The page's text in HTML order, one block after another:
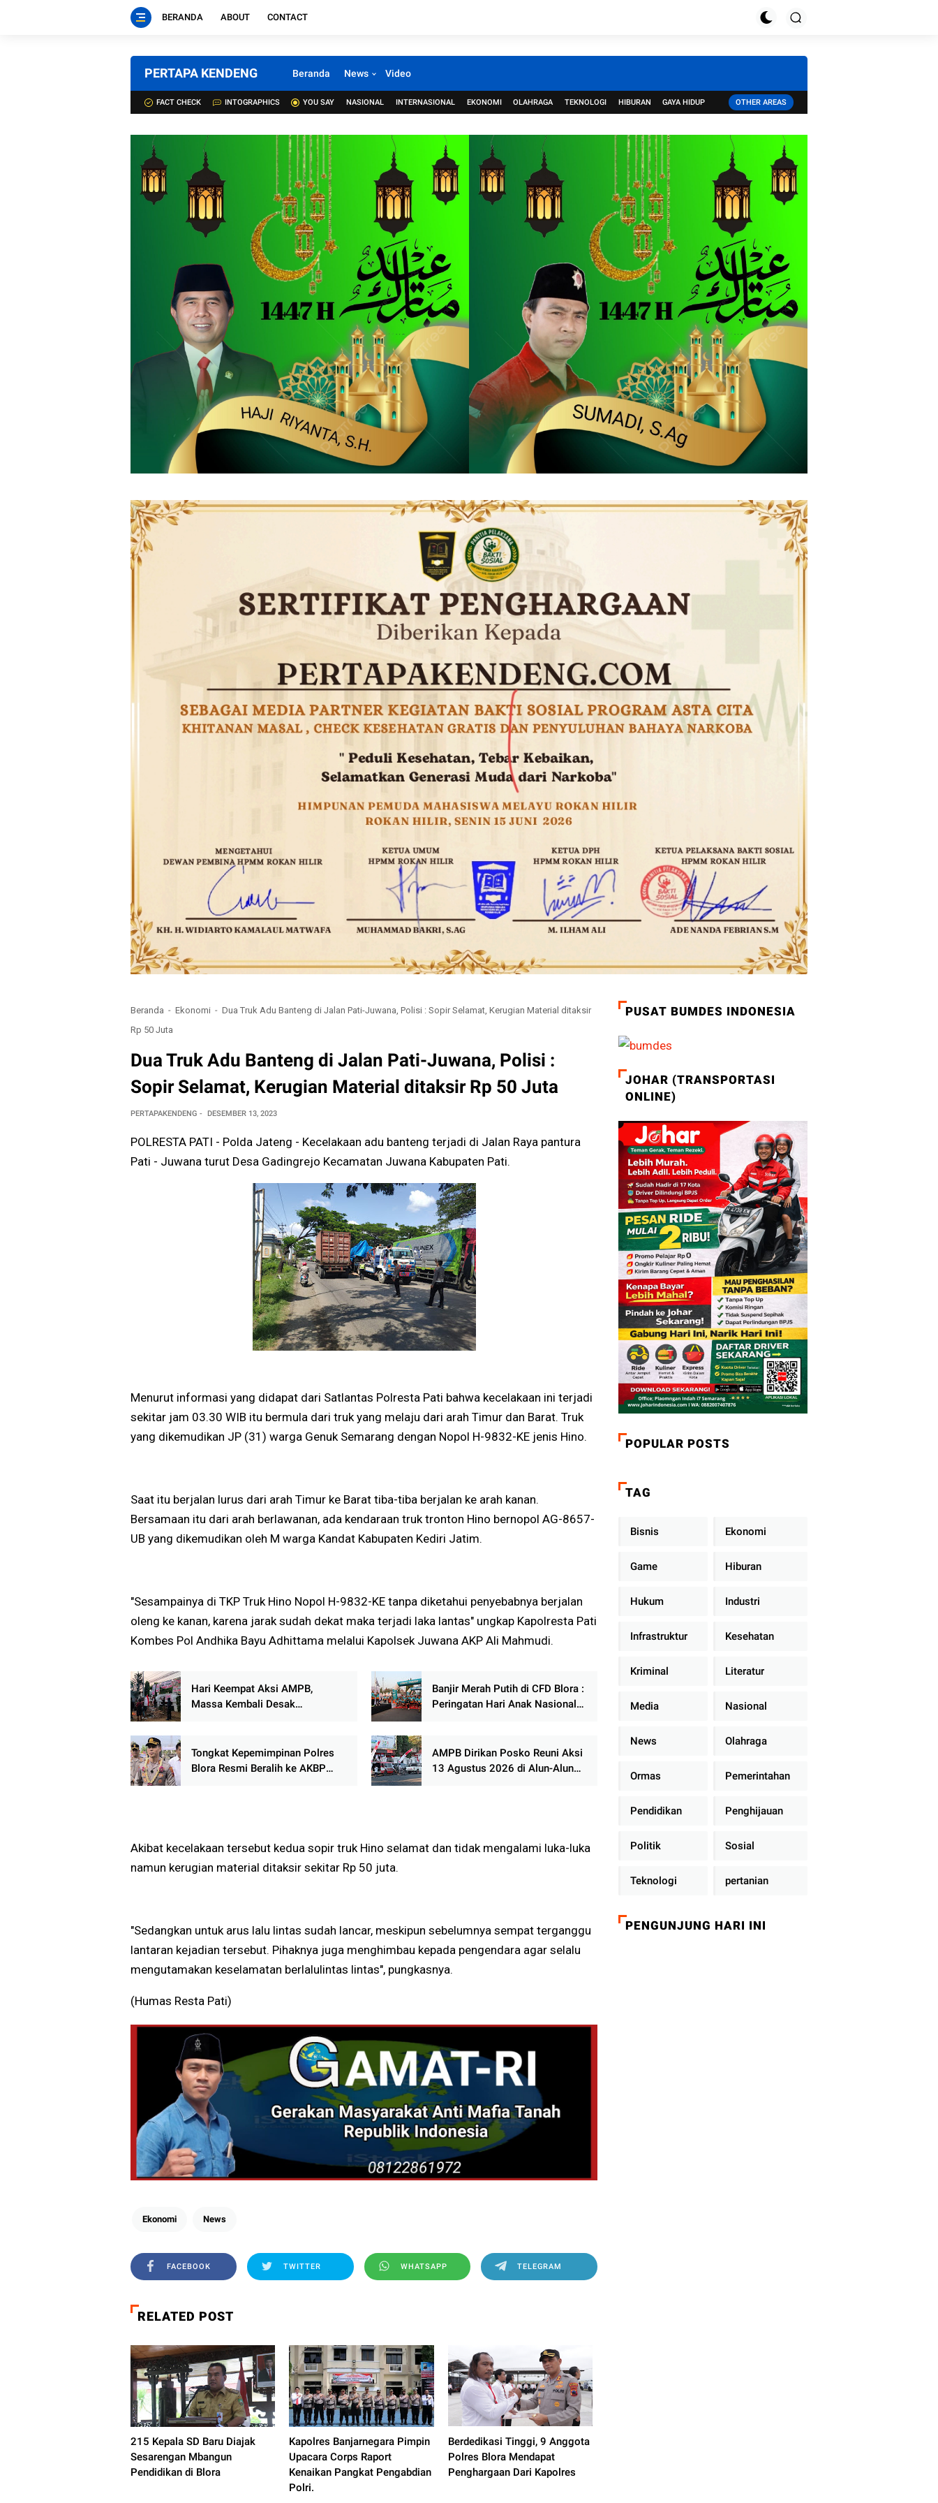
BERANDA ABOUT CONTACT
PERTAPA KENDENG Beranda News Video
FACT CHECK INTOGRAPHICS YOU SAY NASIONAL INTERNASIONAL EKONOMI OLAHRAGA TEKNOLOGI HIBURAN GAYA HIDUP OTHER AREAS
Beranda Ekonomi
Dua Truk Adu Banteng di Jalan Pati-Juwana, Polisi : Sopir Selamat, Kerugian Material ditaksir
Rp 50 Juta
Dua Truk Adu Banteng di Jalan Pati-Juwana, Polisi :
Sopir Selamat, Kerugian Material ditaksir Rp 50 Juta
PERTAPAKENDENG DESEMBER 13, 2023
POLRESTA PATI - Polda Jateng - Kecelakaan adu banteng terjadi di Jalan Raya pantura
Pati - Juwana turut Desa Gadingrejo Kecamatan Juwana Kabupaten Pati.
Menurut informasi yang didapat dari Satlantas Polresta Pati bahwa kecelakaan ini terjadi
sekitar jam 03.30 WIB itu bermula dari truk yang melaju dari arah Timur dan Barat. Truk
yang dikemudikan JP (31) warga Genuk Semarang dengan Nopol H-9832-KE jenis Hino.
Saat itu berjalan lurus dari arah Timur ke Barat tiba-tiba berjalan ke arah kanan.
Bersamaan itu dari arah berlawanan, ada kendaraan truk tronton Hino bernopol AG-8657-
UB yang dikemudikan oleh M warga Kandat Kabupaten Kediri Jatim.
"Sesampainya di TKP Truk Hino Nopol H-9832-KE tanpa diketahui penyebabnya berjalan
oleng ke kanan, karena jarak sudah dekat maka terjadi laka lantas" ungkap Kapolresta Pati
Kombes Pol Andhika Bayu Adhittama melalui Kapolsek Juwana AKP Ali Mahmudi.
Hari Keempat Aksi AMPB,
Massa Kembali Desak
Banjir Merah Putih di CFD Blora :
Peringatan Hari Anak Nasional
Tongkat Kepemimpinan Polres
Blora Resmi Beralih ke AKBP
AMPB Dirikan Posko Reuni Aksi
13 Agustus 2026 di Alun-Alun
Akibat kecelakaan tersebut kedua sopir truk Hino selamat dan tidak mengalami luka-luka
namun kerugian material ditaksir sekitar Rp 50 juta.
"Sedangkan untuk arus lalu lintas sudah lancar, meskipun sebelumnya sempat terganggu
lantaran kejadian tersebut. Pihaknya juga menghimbau kepada pengendara agar selalu
mengutamakan keselamatan berlalulintas lintas", pungkasnya.
(Humas Resta Pati)
Ekonomi News
FACEBOOK TWITTER WHATSAPP TELEGRAM
RELATED POST
215 Kepala SD Baru Diajak
Sesarengan Mbangun
Pendidikan di Blora
Kapolres Banjarnegara Pimpin
Upacara Corps Raport
Kenaikan Pangkat Pengabdian
Polri.
Berdedikasi Tinggi, 9 Anggota
Polres Blora Mendapat
Penghargaan Dari Kapolres
PUSAT BUMDES INDONESIA
JOHAR (TRANSPORTASI
ONLINE)
POPULAR POSTS
TAG
Bisnis Ekonomi
Game Hiburan
Hukum Industri
Infrastruktur Kesehatan
Kriminal Literatur
Media Nasional
News Olahraga
Ormas Pemerintahan
Pendidikan Penghijauan
Politik Sosial
Teknologi pertanian
PENGUNJUNG HARI INI